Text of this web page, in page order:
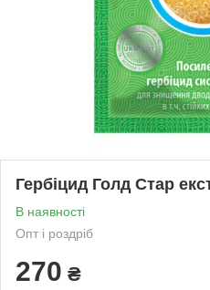
Гербіцид Голд Стар
В наявності
Опт і роздріб
270 ₴